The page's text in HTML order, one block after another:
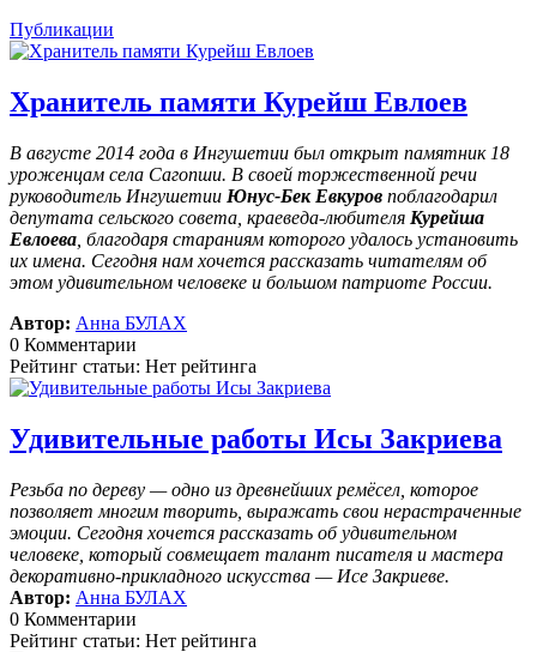
Публикации
Хранитель памяти Курейш Евлоев
В августе 2014 года в Ингушетии был открыт памятник 18
уроженцам села Сагопши. В своей торжественной речи
руководитель Ингушетии Юнус-Бек Евкуров поблагодарил
депутата сельского совета, краеведа-любителя Курейша
Евлоева , благодаря стараниям которого удалось установить
их имена. Сегодня нам хочется рассказать читателям об
этом удивительном человеке и большом патриоте России.
Автор: Анна БУЛАХ
0 Комментарии
Рейтинг статьи: Нет рейтинга
Удивительные работы Исы Закриева
Резьба по дереву — одно из древнейших ремёсел, которое
позволяет многим творить, выражать свои нерастраченные
эмоции. Сегодня хочется рассказать об удивительном
человеке, который совмещает талант писателя и мастера
декоративно-прикладного искусства — Исе Закриеве.
Автор: Анна БУЛАХ
0 Комментарии
Рейтинг статьи: Нет рейтинга